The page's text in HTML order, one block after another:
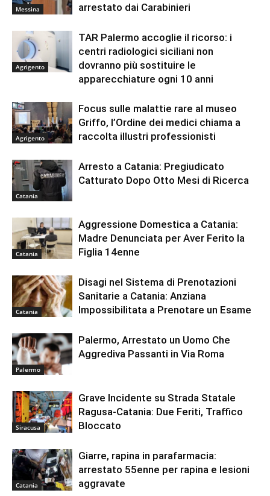
Messina
arrestato dai Carabinieri
Agrigento
TAR Palermo accoglie il ricorso: i
centri radiologici siciliani non
dovranno più sostituire le
apparecchiature ogni 10 anni
Agrigento
Focus sulle malattie rare al museo
Griffo, l’Ordine dei medici chiama a
raccolta illustri professionisti
Catania
Arresto a Catania: Pregiudicato
Catturato Dopo Otto Mesi di Ricerca
Catania
Aggressione Domestica a Catania:
Madre Denunciata per Aver Ferito la
Figlia 14enne
Catania
Disagi nel Sistema di Prenotazioni
Sanitarie a Catania: Anziana
Impossibilitata a Prenotare un Esame
Palermo
Palermo, Arrestato un Uomo Che
Aggrediva Passanti in Via Roma
Siracusa
Grave Incidente su Strada Statale
Ragusa-Catania: Due Feriti, Traffico
Bloccato
Catania
Giarre, rapina in parafarmacia:
arrestato 55enne per rapina e lesioni
aggravate